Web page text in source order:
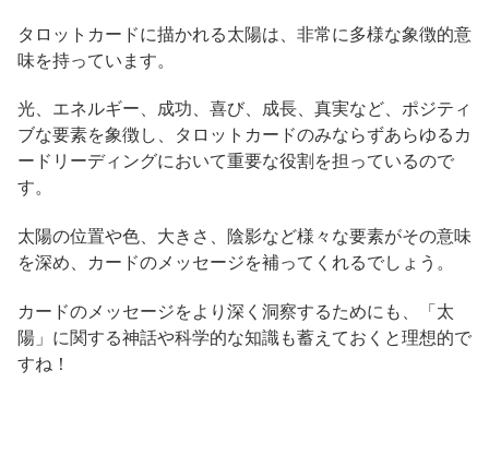
タロットカードに描かれる太陽は、非常に多様な象徴的意
味を持っています。
光、エネルギー、成功、喜び、成長、真実など、ポジティ
ブな要素を象徴し、タロットカードのみならずあらゆるカ
ードリーディングにおいて重要な役割を担っているので
す。
太陽の位置や色、大きさ、陰影など様々な要素がその意味
を深め、カードのメッセージを補ってくれるでしょう。
カードのメッセージをより深く洞察するためにも、「太
陽」に関する神話や科学的な知識も蓄えておくと理想的で
すね！